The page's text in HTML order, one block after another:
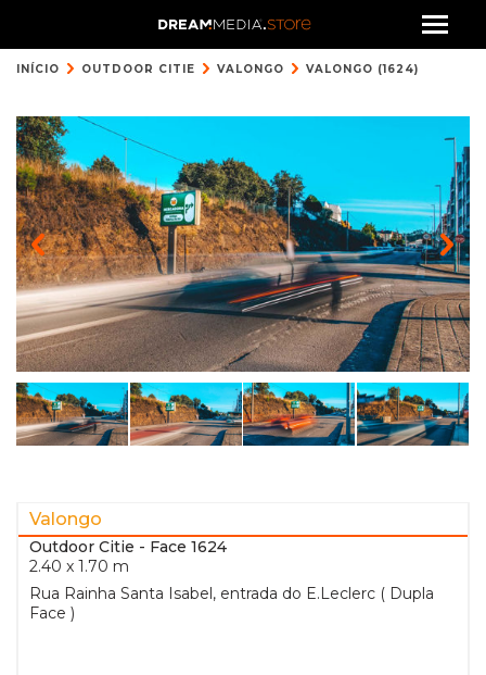
INÍCIO OUTDOOR CITIE VALONGO VALONGO (1624)
Valongo
Outdoor Citie - Face 1624
2.40 x 1.70 m
Rua Rainha Santa Isabel, entrada do E.Leclerc ( Dupla
Face )